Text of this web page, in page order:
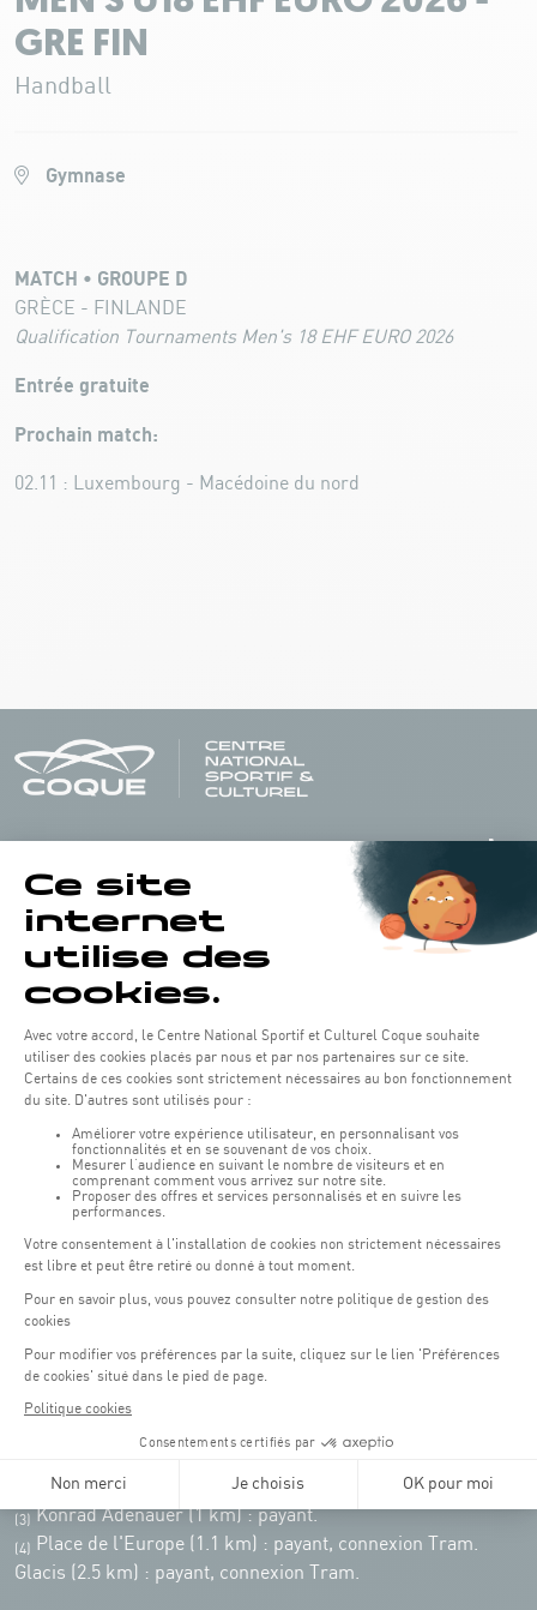
GRE FIN
Handball
Gymnase
MATCH • GROUPE D
GRÈCE - FINLANDE
Qualification Tournaments Men's 18 EHF EURO 2026
Entrée gratuite
Prochain match:
02.11 : Luxembourg - Macédoine du nord
Horaires d'ouverture du batiment de la Coque :
Lundi - vendredi : 06h30 - 22h00
Weekend : 07h30 - 19h00
Pensez à vous informer des horaires d'ouverture de chaque activité.
Accès :
COQUE • 2 rue Léon Hengen, Luxembourg (L-1745)
Transport en commun: Arrêt Tram "Coque"
Parkings:
(1) Parking Coque: payant -3 heures offertes pour les
clients Coque
Pendant les jours d'événements à la Coque, les places de parkings sont
restreintes. Veuillez privilégier les transports en commun dans la mesure du
Erasme (150m) : payant.
(3) Konrad Adenauer (1 km) : payant.
(4)
Place de l'Europe (1.1 km) : payant, connexion Tram.
Glacis (2.5 km) : payant, connexion Tram.